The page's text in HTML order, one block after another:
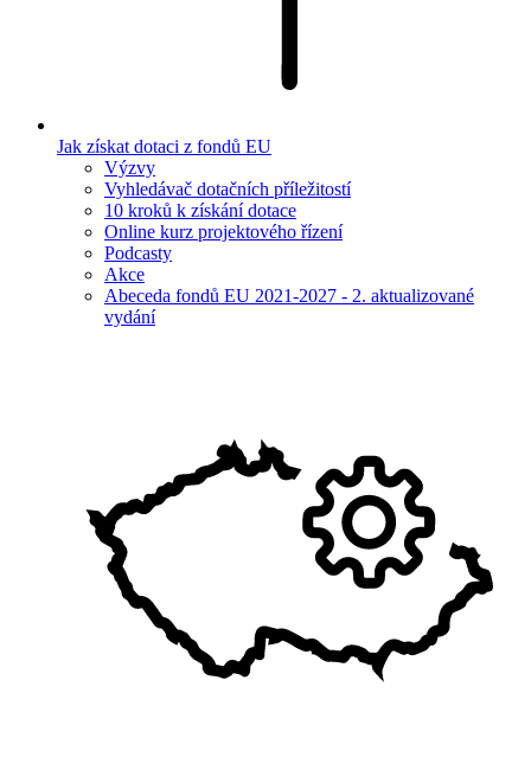
Jak získat dotaci z fondů EU
Výzvy
Vyhledávač dotačních příležitostí
10 kroků k získání dotace
Online kurz projektového řízení
Podcasty
Akce
Abeceda fondů EU 2021-2027 - 2. aktualizované
vydání